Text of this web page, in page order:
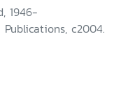
1946-
c2004.